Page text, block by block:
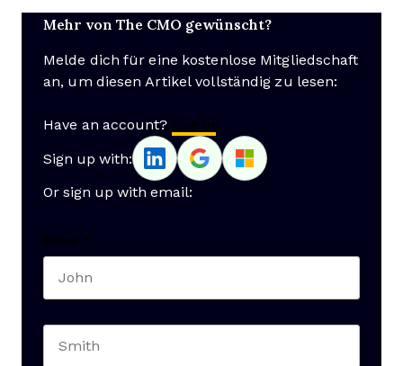
Mehr von The CMO gewünscht?
Melde dich für eine kostenlose Mitgliedschaft
an, um diesen Artikel vollständig zu lesen:
Have an account? Log In
Sign up with:
Or sign up with email:
Name *